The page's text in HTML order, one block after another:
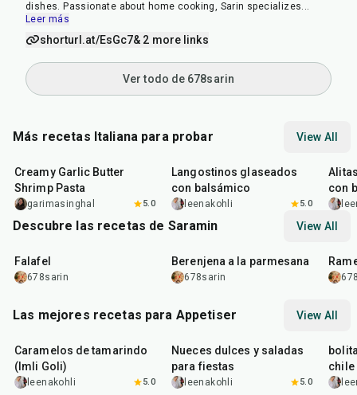
dishes. Passionate about home cooking, Sarin specializes...
Leer más
shorturl.at/EsGc7& 2 more links
Ver todo de 678sarin
Más recetas Italiana para probar View All
Creamy Garlic Butter
Shrimp Pasta
garimasinghal 5.0
Langostinos glaseados
con balsámico
leenakohli 5.0
con
Descubre las recetas de Saramin View All
Falafel
678sarin
Berenjena a la parmesana
678sarin
Las mejores recetas para Appetiser View All
min
Caramelos de tamarindo
(Imli Goli)
leenakohli 5.0
15 min
Nueces dulces y saladas
para fiestas
leenakohli 5.0
chile